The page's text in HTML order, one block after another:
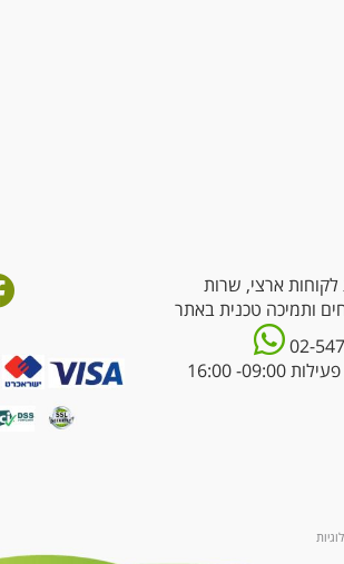
לקוחות ארצי, שרות
ותמיכה טכנית באתר
02-
09:00- 16:00